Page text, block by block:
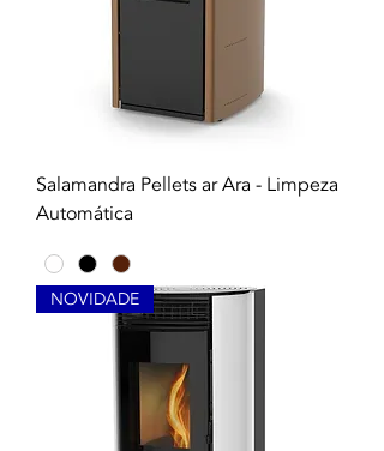
Salamandra Pellets ar Ara - Limpeza
Automática
NOVIDADE